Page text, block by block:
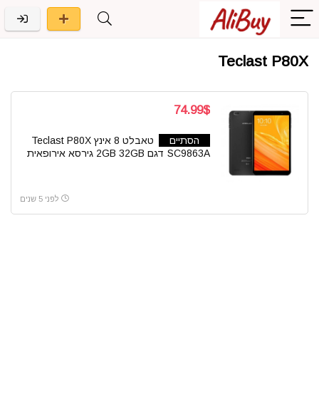
Teclast P80X
74.99$
הסתיים
טאבלט 8 אינץ Teclast P80X
SC9863A דגם 2GB 32GB גירסא אירופאית
לפני 5 שנים